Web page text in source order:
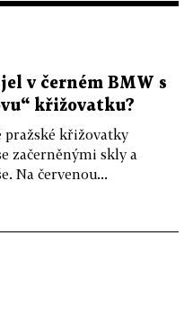
v černém BMW s
křižovatku?
pražské křižovatky
začerněnými skly a
Na červenou...